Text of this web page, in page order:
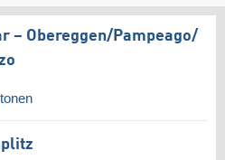
– Obereggen/​Pampeago/​